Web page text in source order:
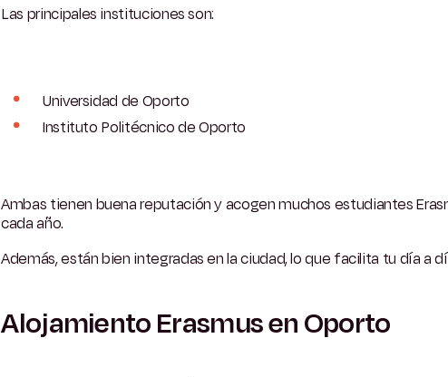
Las principales instituciones son:
Universidad de Oporto
Instituto Politécnico de Oporto
Ambas tienen buena reputación y acogen muchos estudiantes
cada año.
Además, están bien integradas en la ciudad, lo que facilita tu día a
Alojamiento Erasmus en Oporto